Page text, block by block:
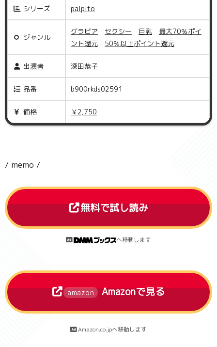
シリーズ palpito
ジャンル
グラビア セクシー 巨乳
最大70％ポイ
ント還元
50％以上ポイント還元
出演者 深田恭子
品番 b900rkds02591
価格 ￥2,750
/ memo /
無料で試し読み
へ移動します
amazon Amazonで見る
Amazon.co.jpへ移動します